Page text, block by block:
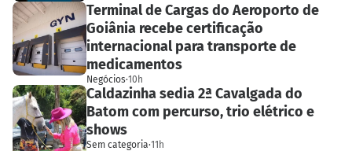
Terminal de Cargas do Aeroporto de
Goiânia recebe certificação
internacional para transporte de
medicamentos
Negócios·10h
Caldazinha sedia 2ª Cavalgada do
Batom com percurso, trio elétrico e
shows
Sem categoria·11h